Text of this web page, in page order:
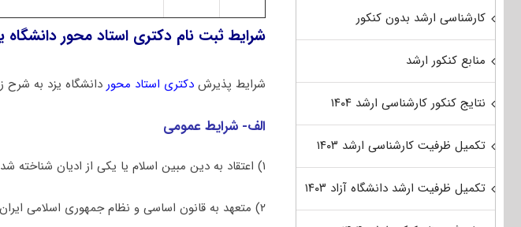
شرایط ثبت نام دکتری استاد محور دانشگاه
شرایط پذیرش دکتری استاد محور دانشگاه یزد به شرح
الف- شرایط عمومی
۱) اعتقاد به دین مبین اسلام یا یکی از ادیان شناخته شده در قانون اساسی جمهوری اسلامی ایران.
۲) متعهد به قانون اساسی و نظام جمهوری اسلامی ایران.
کارشناسی ارشد بدون کنکور
منابع کنکور ارشد
نتایج کنکور کارشناسی ارشد ۱۴۰۴
تکمیل ظرفیت کارشناسی ارشد ۱۴۰۳
تکمیل ظرفیت ارشد دانشگاه آزاد ۱۴۰۳